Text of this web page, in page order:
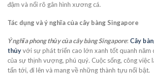
đậm và nổi rõ gân hình xương cá.
Tác dụng và ý nghĩa của cây bàng Singapore
Ý nghĩa phong thủy của cây bàng Singapore: Cây
thủyvới sự phát triển cao lớn xanh tốt quanh năm
của sự thịnh vượng, phú quý. Cuộc sống, công việc
tấn tới, đi lên và mang về những thành tựu nổi bật.